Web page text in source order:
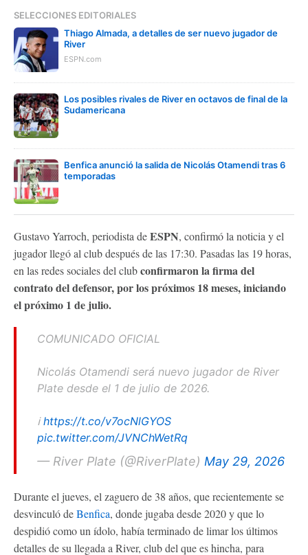
SELECCIONES EDITORIALES
Thiago Almada, a detalles de ser nuevo jugador de
River
ESPN.com
Los posibles rivales de River en octavos de final de la
Sudamericana
Benfica anunció la salida de Nicolás Otamendi tras 6
temporadas
Gustavo Yarroch, periodista deESPN, confirmó la noticia y el
jugador llegó al club después de las 17:30. Pasadas las 19 horas,
en las redes sociales del clubconfirmaron la firma del
contrato del defensor, por los próximos 18 meses, iniciando
el próximo 1 de julio.
COMUNICADO OFICIAL
Nicolás Otamendi será nuevo jugador de River
Plate desde el 1 de julio de 2026.
ℹ️https://t.co/v7ocNlGYOS
pic.twitter.com/JVNChWetRq
— River Plate (@RiverPlate) May 29, 2026
Durante el jueves, el zaguero de 38 años, que recientemente se
desvinculó deBenfica, donde jugaba desde 2020 y que lo
despidió como un ídolo, había terminado de limar los últimos
detalles de su llegada a River, club del que es hincha, para